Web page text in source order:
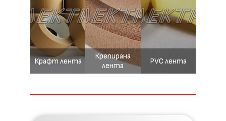
Крафт лента
Крепирана
лента
PVC лента